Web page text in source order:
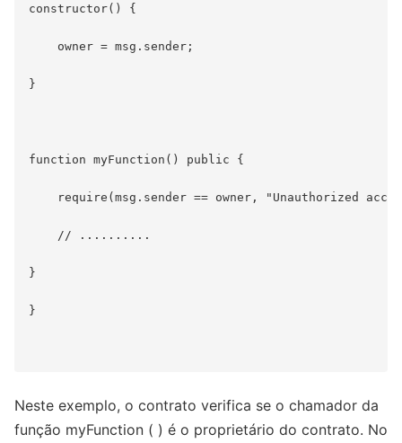
constructor() {
owner = msg.sender;
}
function myFunction() public {
require(msg.sender == owner, "Unauthorized
// ..........
}
}
Neste exemplo, o contrato verifica se o chamador da
função myFunction ( ) é o proprietário do contrato. No